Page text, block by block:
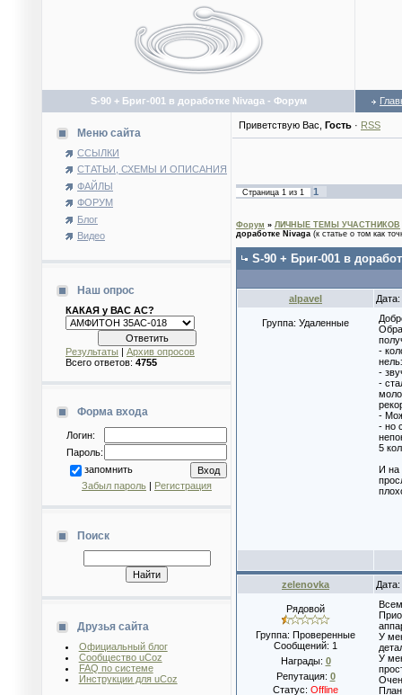
S-90 + Бриг-001 в доработке Nivaga - Форум
Меню сайта
ССЫЛКИ
СТАТЬИ, СХЕМЫ И ОПИСАНИЯ
ФАЙЛЫ
ФОРУМ
Блог
Видео
Наш опрос
КАКАЯ у ВАС АС?
Результаты | Архив опросов
Всего ответов: 4755
Форма входа
Логин:
Пароль:
запомнить
Забыл пароль | Регистрация
Поиск
Друзья сайта
Официальный блог
Сообщество uCoz
FAQ по системе
Инструкции для uCoz
Приветствую Вас Гость · RSS
Страница 1 из 1 1
Форум » ЛИЧНЫЕ ТЕМЫ УЧАСТНИКОВ
доработке Nivaga (к статье о том как
S-90 + Бриг-001 в
alpavel
Группа: Удаленные
-
-
-
-
- но
5
И на
zelenovka
Рядовой
Группа: Проверенные
Сообщений: 1
Награды: 0
Репутация: 0
Статус: Offline
У
У